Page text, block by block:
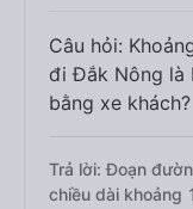
Câu hỏi:
đi Đắk Nông là
bằng xe khách?
Trả lời: Đoạn
chiều dài khoảng